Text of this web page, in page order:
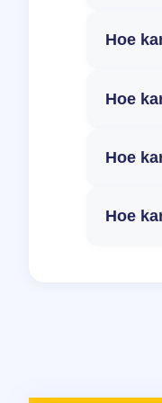
Hoe
Hoe
Hoe
Hoe